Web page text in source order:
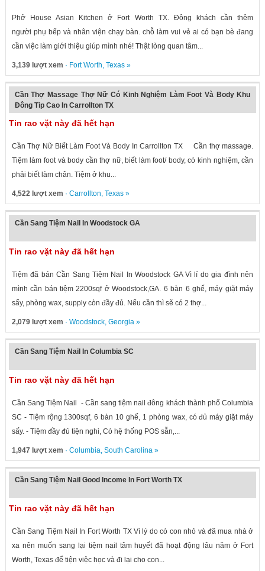
Phở House Asian Kitchen ở Fort Worth TX. Đông khách cần thêm
người phụ bếp và nhân viện chạy bàn. chỗ làm vui vẻ ai có bạn bè đang
cần việc làm giới thiệu giúp mình nhé! Thật lòng quan tâm...
3,139 lượt xem · Fort Worth, Texas»
Cần Thợ Massage Thợ Nữ Có Kinh Nghiệm Làm Foot Và Body Khu
Đông Tip Cao In Carrollton TX
Tin rao vặt này đã hết hạn
Cần Thợ Nữ Biết Làm Foot Và Body In Carrollton TX Cần thợ massage.
Tiệm làm foot và body cần thợ nữ, biết làm foot/ body, có kinh nghiệm, cần
phải biết làm chân. Tiệm ở khu...
4,522 lượt xem · Carrollton, Texas»
Cần Sang Tiệm Nail In Woodstock GA
Tin rao vặt này đã hết hạn
Tiệm đã bán Cần Sang Tiệm Nail In Woodstock GA Vì lí do gia đình nên
mình cần bán tiệm 2200sqf ở Woodstock,GA. 6 bàn 6 ghế, máy giặt máy
sấy, phòng wax, supply còn đầy đủ. Nếu cần thì sẽ có 2 thợ...
2,079 lượt xem · Woodstock, Georgia»
Cần Sang Tiệm Nail In Columbia SC
Tin rao vặt này đã hết hạn
Cần Sang Tiệm Nail - Cần sang tiệm nail đông khách thành phố Columbia
SC - Tiệm rộng 1300sqf, 6 bàn 10 ghế, 1 phòng wax, có đủ máy giặt máy
sấy. - Tiệm đầy đủ tiện nghi, Có hệ thống POS sẵn,...
1,947 lượt xem · Columbia, South Carolina»
Cần Sang Tiệm Nail Good Income In Fort Worth TX
Tin rao vặt này đã hết hạn
Cần Sang Tiệm Nail In Fort Worth TX Vì lý do có con nhỏ và đã mua nhà ở
xa nên muốn sang lại tiệm nail tâm huyết đã hoạt động lâu năm ở Fort
Worth, Texas để tiện việc học và đi lại cho con...